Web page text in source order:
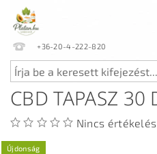
+36-20-4-222-820
CBD TAPASZ 30
Nincs értékelés
Újdonság